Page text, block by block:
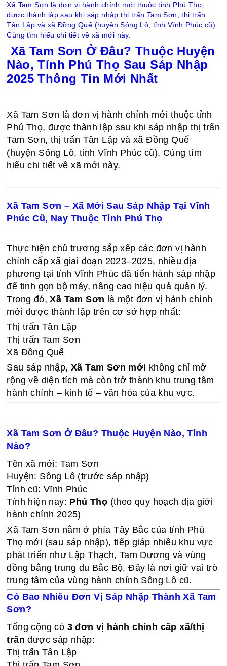
Xã Tam Sơn là đơn vị hành chính mới thuộc tỉnh Phú Thọ,
được thành lập sau khi sáp nhập thị trấn Tam Sơn, thị trấn
Tân Lập và xã Đồng Quế (huyện Sông Lô, tỉnh Vĩnh Phúc cũ).
Cùng tìm hiểu chi tiết về xã mới này.
Xã Tam Sơn Ở Đâu? Thuộc Huyện
Nào, Tỉnh Phú Thọ Sau Sáp Nhập
2025 Thông Tin Mới Nhất
Xã Tam Sơn là đơn vị hành chính mới thuộc tỉnh
Phú Thọ, được thành lập sau khi sáp nhập thị trấn
Tam Sơn, thị trấn Tân Lập và xã Đồng Quế
(huyện Sông Lô, tỉnh Vĩnh Phúc cũ). Cùng tìm
hiểu chi tiết về xã mới này.
Xã Tam Sơn – Xã Mới Sau Sáp Nhập Tại Vĩnh
Phúc Cũ, Nay Thuộc Tỉnh Phú Thọ
Thực hiện chủ trương sắp xếp các đơn vị hành
chính cấp xã giai đoạn 2023–2025, nhiều địa
phương tại tỉnh Vĩnh Phúc đã tiến hành sáp nhập
để tinh gọn bộ máy, nâng cao hiệu quả quản lý.
Trong đó,Xã Tam Sơn là một đơn vị hành chính
mới được thành lập trên cơ sở hợp nhất:
Thị trấn Tân Lập
Thị trấn Tam Sơn
Xã Đồng Quế
Sau sáp nhập,Xã Tam Sơn mới không chỉ mở
rộng về diện tích mà còn trở thành khu trung tâm
hành chính – kinh tế – văn hóa của khu vực.
Xã Tam Sơn Ở Đâu? Thuộc Huyện Nào, Tỉnh
Nào?
Tên xã mới: Tam Sơn
Huyện: Sông Lô (trước sáp nhập)
Tỉnh cũ: Vĩnh Phúc
Tỉnh hiện nay: Phú Thọ (theo quy hoạch địa giới
hành chính 2025)
Xã Tam Sơn nằm ở phía Tây Bắc của tỉnh Phú
Thọ mới (sau sáp nhập), tiếp giáp nhiều khu vực
phát triển như Lập Thạch, Tam Dương và vùng
đồng bằng trung du Bắc Bộ. Đây là nơi giữ vai trò
trung tâm của vùng hành chính Sông Lô cũ.
Có Bao Nhiêu Đơn Vị Sáp Nhập Thành Xã Tam
Sơn?
Tổng cộng có 3 đơn vị hành chính cấp xã/thị
trấn được sáp nhập:
Thị trấn Tân Lập